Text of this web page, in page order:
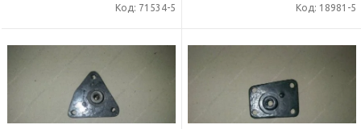
Код: 71534-5 Код: 18981-5